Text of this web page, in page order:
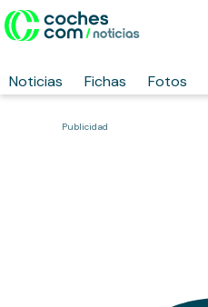
Noticias Fichas Fotos
Publicidad